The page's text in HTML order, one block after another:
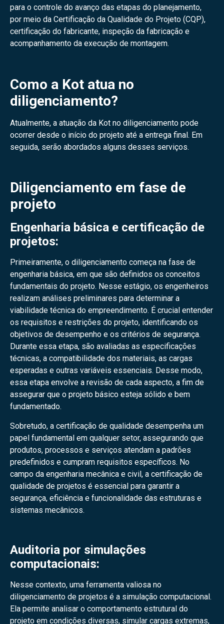
para o controle do avanço das etapas do planejamento,
por meio da Certificação da Qualidade do Projeto (CQP),
certificação do fabricante, inspeção da fabricação e
acompanhamento da execução de montagem.
Como a Kot atua no
diligenciamento?
Atualmente, a atuação da Kot no diligenciamento pode
ocorrer desde o início do projeto até a entrega final. Em
seguida, serão abordados alguns desses serviços.
Diligenciamento em fase de
projeto
Engenharia básica e certificação de
projetos:
Primeiramente, o diligenciamento começa na fase de
engenharia básica, em que são definidos os conceitos
fundamentais do projeto. Nesse estágio, os engenheiros
realizam análises preliminares para determinar a
viabilidade técnica do empreendimento. É crucial entender
os requisitos e restrições do projeto, identificando os
objetivos de desempenho e os critérios de segurança.
Durante essa etapa, são avaliadas as especificações
técnicas, a compatibilidade dos materiais, as cargas
esperadas e outras variáveis essenciais. Desse modo,
essa etapa envolve a revisão de cada aspecto, a fim de
assegurar que o projeto básico esteja sólido e bem
fundamentado.
Sobretudo, a certificação de qualidade desempenha um
papel fundamental em qualquer setor, assegurando que
produtos, processos e serviços atendam a padrões
predefinidos e cumpram requisitos específicos. No
campo da engenharia mecânica e civil, a certificação de
qualidade de projetos é essencial para garantir a
segurança, eficiência e funcionalidade das estruturas e
sistemas mecânicos.
Auditoria por simulações
computacionais:
Nesse contexto, uma ferramenta valiosa no
diligenciamento de projetos é a simulação computacional.
Ela permite analisar o comportamento estrutural do
projeto em condições diversas, simular cargas extremas,